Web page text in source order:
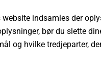
website indsamles der
bør du slette
og hvilke tredjeparter,